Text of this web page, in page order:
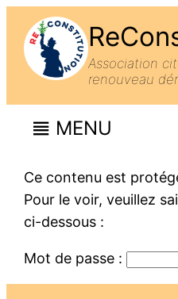
Association
renouveau
MENU
Ce contenu est
Pour le voir, veuillez
ci-dessous :
Mot de passe :